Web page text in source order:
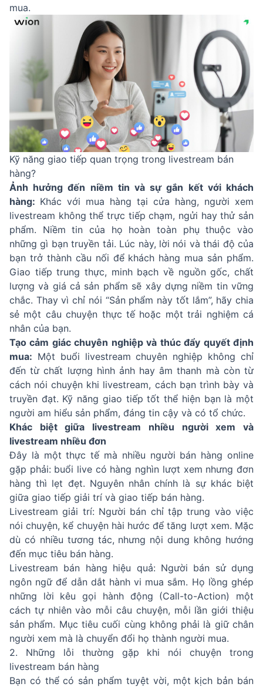
mua.
Kỹ năng giao tiếp quan trọng trong livestream bán
hàng?
Ảnh hưởng đến niềm tin và sự gắn kết với khách
hàng: Khác với mua hàng tại cửa hàng, người xem
livestream không thể trực tiếp chạm, ngửi hay thử sản
phẩm. Niềm tin của họ hoàn toàn phụ thuộc vào
những gì bạn truyền tải. Lúc này, lời nói và thái độ của
bạn trở thành cầu nối để khách hàng mua sản phẩm.
Giao tiếp trung thực, minh bạch về nguồn gốc, chất
lượng và giá cả sản phẩm sẽ xây dựng niềm tin vững
chắc. Thay vì chỉ nói “Sản phẩm này tốt lắm”, hãy chia
sẻ một câu chuyện thực tế hoặc một trải nghiệm cá
nhân của bạn.
Tạo cảm giác chuyên nghiệp và thúc đẩy quyết định
mua: Một buổi livestream chuyên nghiệp không chỉ
đến từ chất lượng hình ảnh hay âm thanh mà còn từ
cách nói chuyện khi livestream, cách bạn trình bày và
truyền đạt. Kỹ năng giao tiếp tốt thể hiện bạn là một
người am hiểu sản phẩm, đáng tin cậy và có tổ chức.
Khác biệt giữa livestream nhiều người xem và
livestream nhiều đơn
Đây là một thực tế mà nhiều người bán hàng online
gặp phải: buổi live có hàng nghìn lượt xem nhưng đơn
hàng thì lẹt đẹt. Nguyên nhân chính là sự khác biệt
giữa giao tiếp giải trí và giao tiếp bán hàng.
Livestream giải trí: Người bán chỉ tập trung vào việc
nói chuyện, kể chuyện hài hước để tăng lượt xem. Mặc
dù có nhiều tương tác, nhưng nội dung không hướng
đến mục tiêu bán hàng.
Livestream bán hàng hiệu quả: Người bán sử dụng
ngôn ngữ để dẫn dắt hành vi mua sắm. Họ lồng ghép
những lời kêu gọi hành động (Call-to-Action) một
cách tự nhiên vào mỗi câu chuyện, mỗi lần giới thiệu
sản phẩm. Mục tiêu cuối cùng không phải là giữ chân
người xem mà là chuyển đổi họ thành người mua.
2. Những lỗi thường gặp khi nói chuyện trong
livestream bán hàng
Bạn có thể có sản phẩm tuyệt vời, một kịch bản bán